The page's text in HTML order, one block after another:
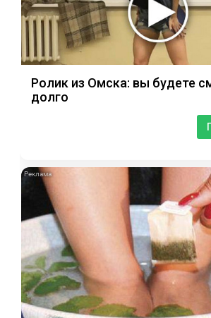
Ролик из Омска: вы будете
долго